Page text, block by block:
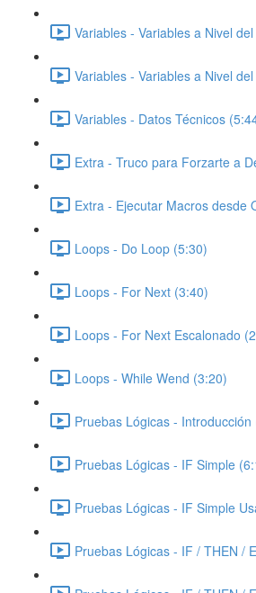
Variables - Variables a Nivel
Variables - Variables a Nivel
Variables - Datos Técnicos
Extra - Truco para Forzarte a
Extra - Ejecutar Macros desde
Loops - Do Loop (5:30)
Loops - For Next (3:40)
Loops - For Next Escalonado
Loops - While Wend (3:20)
Pruebas Lógicas - Introducción
Pruebas Lógicas - IF Simple
Pruebas Lógicas - IF Simple
Pruebas Lógicas - IF / THEN /